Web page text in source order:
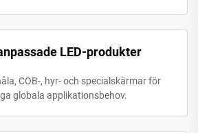
LED-produkter
COB-, hyr- och specialskärmar för
globala applikationsbehov.